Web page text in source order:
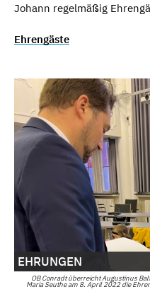
Johann regelmäßig
Ehrengäste
OB Conradt überreicht Augustinus
Maria Seuthe am 8. April 2022 die
EHRUNGEN